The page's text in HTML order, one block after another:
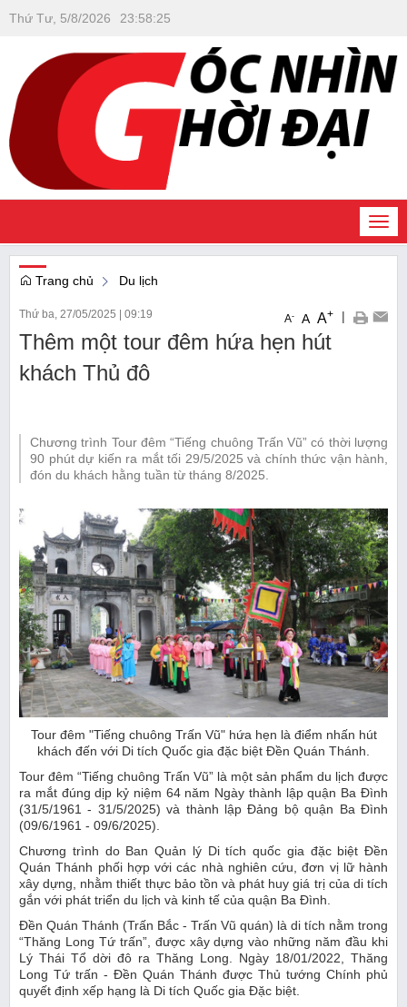
Thứ Tư, 5/8/2026 23:58:25
Trang chủ Du lịch
Thứ ba, 27/05/2025 09:19 A- A A+ |
Thêm một tour đêm hứa hẹn hút
khách Thủ đô
Chương trình Tour đêm “Tiếng chuông Trấn Vũ” có thời lượng
90 phút dự kiến ra mắt tối 29/5/2025 và chính thức vận hành,
đón du khách hằng tuần từ tháng 8/2025.
Tour đêm "Tiếng chuông Trấn Vũ" hứa hẹn là điểm nhấn hút
khách đến với Di tích Quốc gia đặc biệt Đền Quán Thánh.
Tour đêm “Tiếng chuông Trấn Vũ” là một sản phẩm du lịch được
ra mắt đúng dịp kỷ niệm 64 năm Ngày thành lập quận Ba Đình
(31/5/1961 - 31/5/2025) và thành lập Đảng bộ quận Ba Đình
(09/6/1961 - 09/6/2025).
Chương trình do Ban Quản lý Di tích quốc gia đặc biệt Đền
Quán Thánh phối hợp với các nhà nghiên cứu, đơn vị lữ hành
xây dựng, nhằm thiết thực bảo tồn và phát huy giá trị của di tích
gắn với phát triển du lịch và kinh tế của quận Ba Đình.
Đền Quán Thánh (Trấn Bắc - Trấn Vũ quán) là di tích nằm trong
“Thăng Long Tứ trấn”, được xây dựng vào những năm đầu khi
Lý Thái Tổ dời đô ra Thăng Long. Ngày 18/01/2022, Thăng
Long Tứ trấn - Đền Quán Thánh được Thủ tướng Chính phủ
quyết định xếp hạng là Di tích Quốc gia Đặc biệt.